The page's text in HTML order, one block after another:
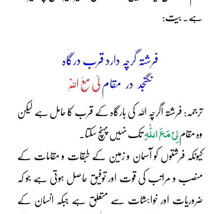
ہے۔ بیت:
فرشتہ گرچہ دارد قرب درگاہ
نگنجد در مقام لِیْ مَعَ اللّٰہِ
ترجمہ: فرشتہ اگرچہ اللہ کی بارگاہ کے قرب کا حامل ہے لیکن
وہ مقام لِیْ مَعَ اللّٰہِتک نہیں پہنچ سکتا۔
کیونکہ فرشتوں کو آسمان و زمین کے طبقات و مقامات کے
منصب و مراتب کی قوت اور توفیق حاصل ہوتی ہے جو کہ
ضروریات اور خواہشات سے متعلق ہے جبکہ انسان کے